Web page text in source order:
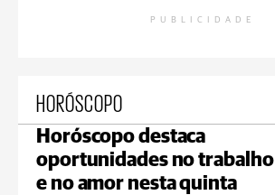
PUBLICIDADE
HORÓSCOPO
Horóscopo destaca
oportunidades no trabalho
e no amor nesta quinta